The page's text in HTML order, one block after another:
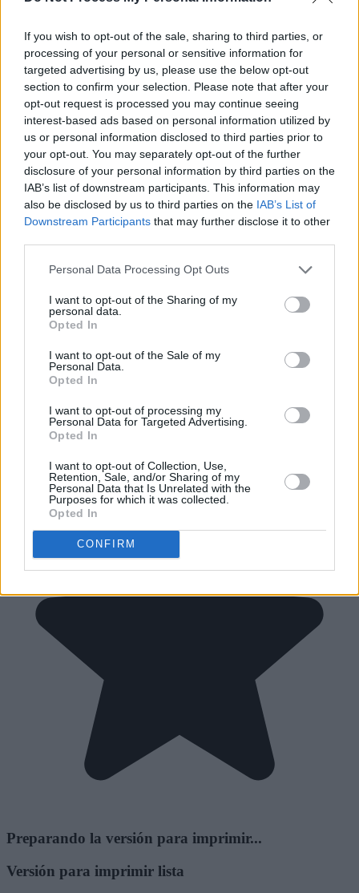
If you wish to opt-out of the sale, sharing to third parties, or
processing of your personal or sensitive information for
targeted advertising by us, please use the below opt-out
section to confirm your selection. Please note that after your
opt-out request is processed you may continue seeing
interest-based ads based on personal information utilized by
us or personal information disclosed to third parties prior to
your opt-out. You may separately opt-out of the further
disclosure of your personal information by third parties on the
IAB’s list of downstream participants. This information may
also be disclosed by us to third parties on the IAB’s List of
Downstream Participants that may further disclose it to other
Personal Data Processing Opt Outs
I want to opt-out of the Sharing of my
personal data.
Opted In
I want to opt-out of the Sale of my
Personal Data.
Opted In
I want to opt-out of processing my
Personal Data for Targeted Advertising.
Opted In
I want to opt-out of Collection, Use,
Retention, Sale, and/or Sharing of my
Personal Data that Is Unrelated with the
Purposes for which it was collected.
Opted In
CONFIRM
Preparando la versión para imprimir...
Versión para imprimir lista